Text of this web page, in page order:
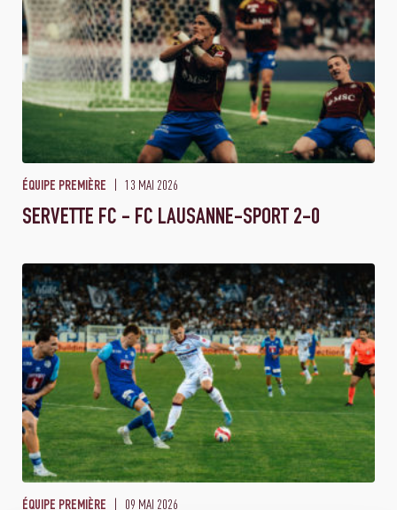
ÉQUIPE PREMIÈRE 13 MAI 2026
SERVETTE FC - FC LAUSANNE-SPORT 2-0
ÉQUIPE PREMIÈRE 09 MAI 2026